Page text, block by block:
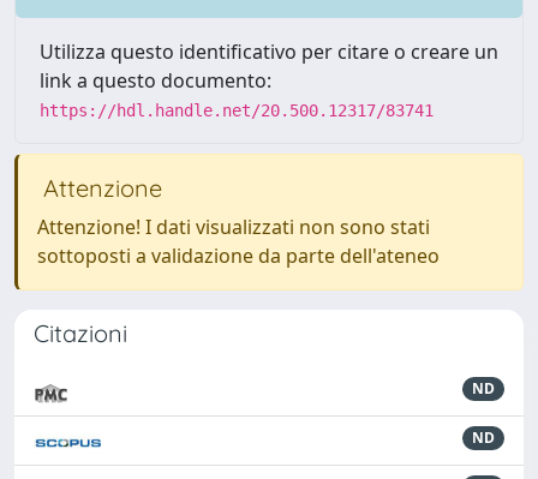
Utilizza questo identificativo per citare o creare un
link a questo documento:
https://hdl.handle.net/20.500.12317/83741
Attenzione
Attenzione! I dati visualizzati non sono stati
sottoposti a validazione da parte dell'ateneo
Citazioni
ND
ND